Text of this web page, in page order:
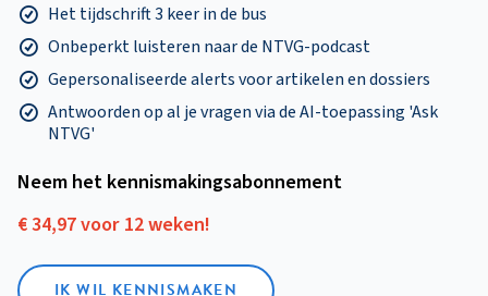
Het tijdschrift 3 keer in de bus
Onbeperkt luisteren naar de NTVG-podcast
Gepersonaliseerde alerts voor artikelen en dossiers
Antwoorden op al je vragen via de AI-toepassing 'Ask
NTVG'
Neem het kennismakings­abonnement
€ 34,97 voor 12 weken!
IK WIL KENNISMAKEN